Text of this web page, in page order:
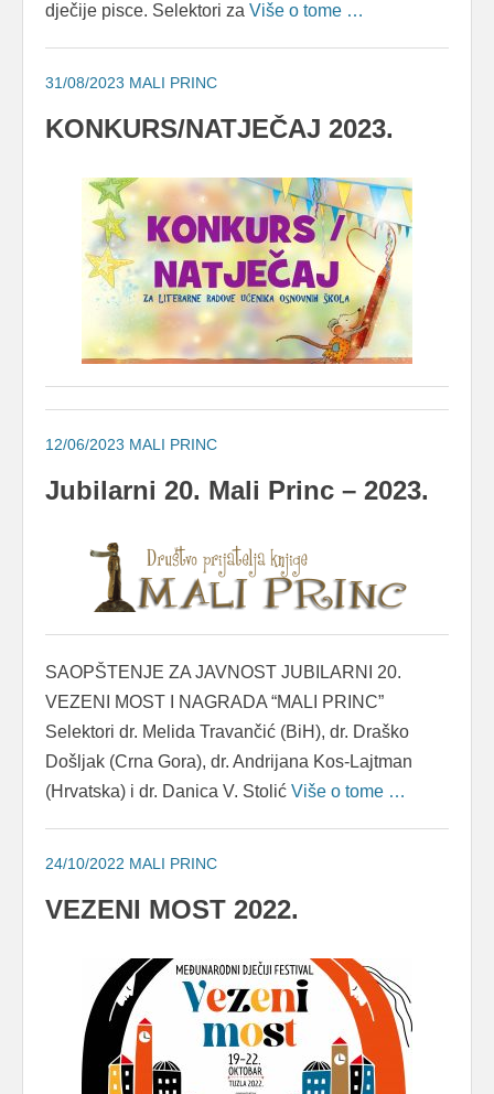
dječije pisce. Selektori za Više o tome …
31/08/2023 MALI PRINC
KONKURS/NATJEČAJ 2023.
12/06/2023 MALI PRINC
Jubilarni 20. Mali Princ – 2023.
SAOPŠTENJE ZA JAVNOST JUBILARNI 20.
VEZENI MOST I NAGRADA “MALI PRINC”
Selektori dr. Melida Travančić (BiH), dr. Draško
Došljak (Crna Gora), dr. Andrijana Kos-Lajtman
(Hrvatska) i dr. Danica V. Stolić Više o tome …
24/10/2022 MALI PRINC
VEZENI MOST 2022.